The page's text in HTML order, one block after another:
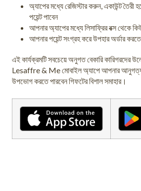
অ্যাপের মধ্যে রেজিস্টার করুন, একাউন্ট
পয়েন্ট পাবেন
আপনার অ্যাপের মধ্যে লিসাফ্রির বক্স থেকে
আপনার পয়েন্ট সংগ্রহ করে উপহার অর্ডার
এই কার্যক্রমটি সবচেয়ে অনুগত বেকারি কারিগরদের
Lesaffre & Me মোবাইল অ্যাপে আপনার আনুগত্য
উপভোগ করতে পারবেন গিফটের বিশাল সমাহার।